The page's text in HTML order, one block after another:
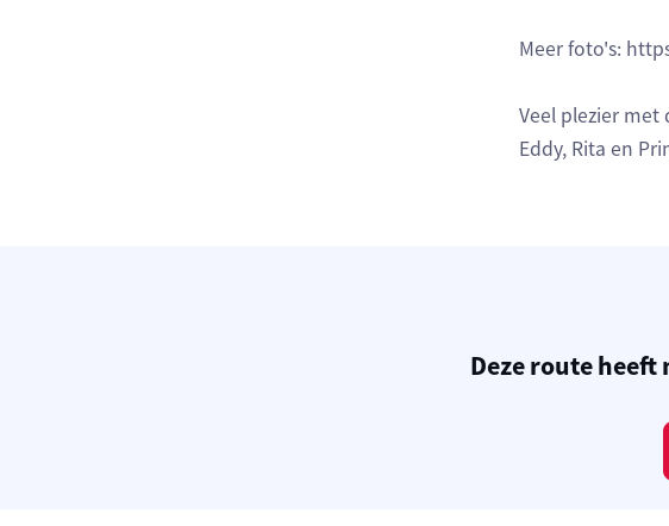
Meer foto's:
Veel plezier
Eddy, Rita en
Deze route